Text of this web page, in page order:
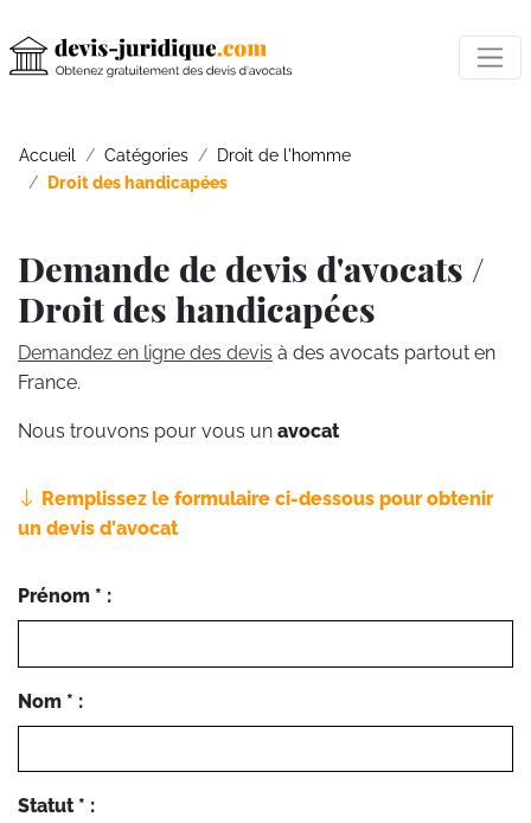
Accueil Catégories
Droit de l'homme
Droit des handicapées
Demande de devis d'avocats /
Droit des handicapées
Demandez en ligne des devis à des avocats partout en
France.
Nous trouvons pour vous un avocat
Remplissez le formulaire ci-dessous pour obtenir
un devis d'avocat
Prénom * :
Nom * :
Statut * :